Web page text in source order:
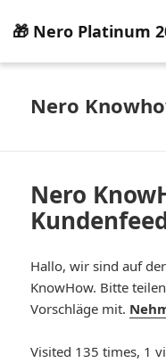
🎁 Nero Platinum
Nero
Nero
Hallo, wir sind auf
KnowHow. Bitte
Vorschläge mit.
Visited 135 times, 1